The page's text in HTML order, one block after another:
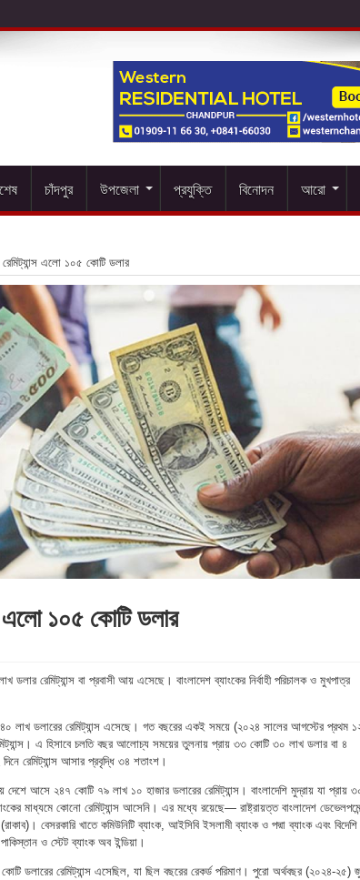
চাঁদপুর উপজেলা প্রযুক্তি বিনোদন আরো
রেমিট্যান্স এলো ১০৫ কোটি ডলার
এলো ১০৫ কোটি ডলার
রেমিট্যান্স বা প্রবাসী আয় এসেছে। বাংলাদেশ ব্যাংকের নির্বাহী পরিচালক ও মুখপাত্র
লাখ ডলারের রেমিট্যান্স এসেছে। গত বছরের একই সময়ে (২০২৪ সালের আগস্টের প্রথম
এ হিসাবে চলতি বছর আলোচ্য সময়ের তুলনায় প্রায় ৩৩ কোটি ৩০ লাখ ডলার বা ৪
রেমিট্যান্স আসার প্রবৃদ্ধি ৩৪ শতাংশ।
আসে ২৪৭ কোটি ৭৯ লাখ ১০ হাজার ডলারের রেমিট্যান্স। বাংলাদেশি মুদ্রায় যা প্রায়
মাধ্যমে কোনো রেমিট্যান্স আসেনি। এর মধ্যে রয়েছে— রাষ্ট্রায়ত্ত বাংলাদেশ
বেসরকারি খাতে কমিউনিটি ব্যাংক, আইসিবি ইসলামী ব্যাংক ও পদ্মা ব্যাংক এবং বিদেশি
ও স্টেট ব্যাংক অব ইন্ডিয়া।
ডলারের রেমিট্যান্স এসেছিল, যা ছিল বছরের রেকর্ড পরিমাণ। পুরো অর্থবছর (২০২৪-২৫)